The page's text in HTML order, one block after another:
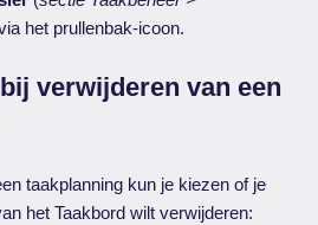
het prullenbak-icoon.
verwijderen van een
taakplanning kun je kiezen of je
het Taakbord wilt verwijderen: